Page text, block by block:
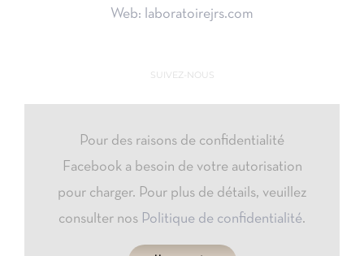
Web: laboratoirejrs.com
SUIVEZ-NOUS
Pour des raisons de confidentialité
Facebook a besoin de votre autorisation
pour charger. Pour plus de détails, veuillez
consulter nos Politique de confidentialité.